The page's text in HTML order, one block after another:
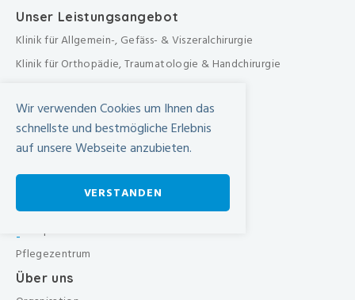
Unser Leistungsangebot
Klinik für Allgemein-, Gefäss- & Viszeralchirurgie
Klinik für Orthopädie, Traumatologie & Handchirurgie
Medizinische Klinik
Frauenklinik
Übergreifende Bereiche
Beratungen & Dienste
Therapien
Pflegezentrum
Über uns
Wir verwenden Cookies um Ihnen das
schnellste und bestmögliche Erlebnis
auf unsere Webseite anzubieten.
VERSTANDEN
-